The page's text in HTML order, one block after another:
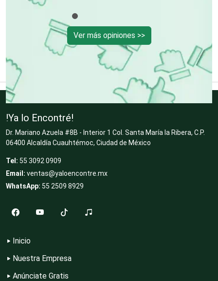
Clínicas de Rehabilitación
Clínicas y Hospitales
Clubes Deportivos
Cocinas Integrales
Combustibles y Lubricantes
Compresores de aire
Ver más opiniones >>
!Ya lo Encontré!
Dr. Mariano Azuela #8B - Interior 1 Col. Santa María la Ribera, C.P.
06400 Alcaldía Cuauhtémoc, Ciudad de México
Tel: 55 3092 0909
Email: ventas@yaloencontre.mx
WhatsApp: 55 2509 8929
Inicio
Nuestra Empresa
Anúnciate Gratis